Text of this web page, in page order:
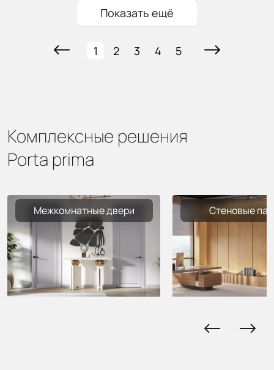
Показать ещё
1 2 3 4 5
Комплексные решения
Porta prima
Межкомнатные двери Стеновые